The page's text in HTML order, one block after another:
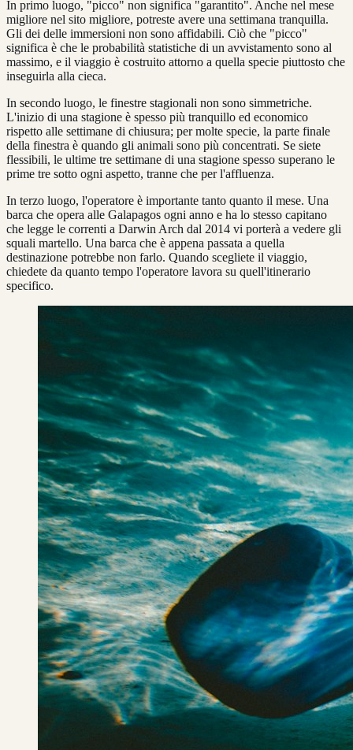
In primo luogo, "picco" non significa "garantito". Anche nel mese
migliore nel sito migliore, potreste avere una settimana tranquilla.
Gli dei delle immersioni non sono affidabili. Ciò che "picco"
significa è che le probabilità statistiche di un avvistamento sono al
massimo, e il viaggio è costruito attorno a quella specie piuttosto che
inseguirla alla cieca.
In secondo luogo, le finestre stagionali non sono simmetriche.
L'inizio di una stagione è spesso più tranquillo ed economico
rispetto alle settimane di chiusura; per molte specie, la parte finale
della finestra è quando gli animali sono più concentrati. Se siete
flessibili, le ultime tre settimane di una stagione spesso superano le
prime tre sotto ogni aspetto, tranne che per l'affluenza.
In terzo luogo, l'operatore è importante tanto quanto il mese. Una
barca che opera alle Galapagos ogni anno e ha lo stesso capitano
che legge le correnti a Darwin Arch dal 2014 vi porterà a vedere gli
squali martello. Una barca che è appena passata a quella
destinazione potrebbe non farlo. Quando scegliete il viaggio,
chiedete da quanto tempo l'operatore lavora su quell'itinerario
specifico.